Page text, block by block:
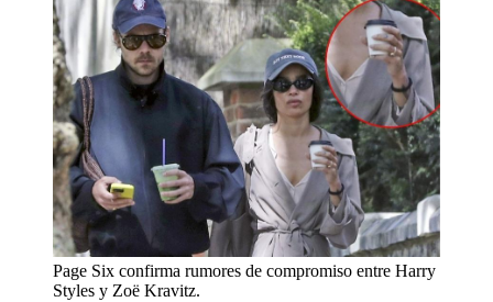
Page Six confirma rumores de compromiso entre Harry
Styles y Zoë Kravitz.